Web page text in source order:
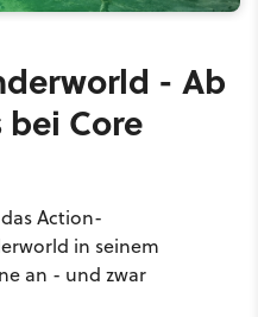
- Ab
Core
Action-
in seinem
an - und zwar